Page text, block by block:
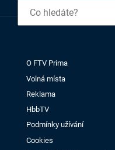
O FTV Prima
Volná místa
Reklama
HbbTV
Podmínky užívání
Cookies